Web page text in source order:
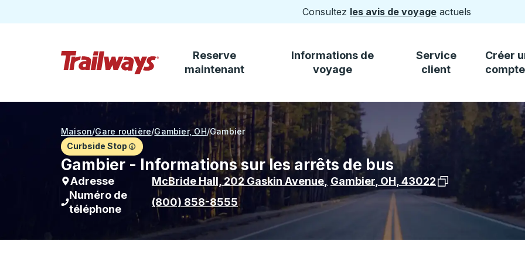
Consultez les avis de voyage actuels
Passez au contenu principal
Reserve
maintenant
Informations de
voyage
Service
client
Créer
compte
Maison/Gare routière/Gambier, OH/Gambier
Curbside Stop
Gambier - Informations sur les arrêts de bus
Adresse McBride Hall, 202 Gaskin Avenue Gambier OH 43022 Voir l'emplacement
Numéro de
téléphone
(800) 858-8555